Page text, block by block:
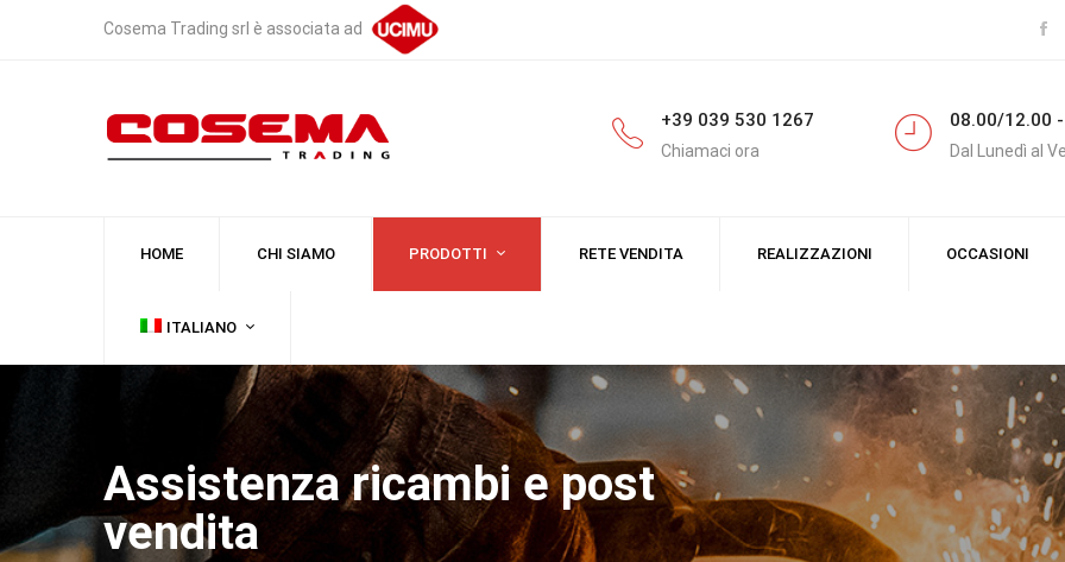
Cosema Trading srl è associata ad
+39 039 530 1267
Chiamaci ora
08.00/12.00
Dal Lunedì al
HOME CHI SIAMO PRODOTTI RETE VENDITA REALIZZAZIONI OCCASIONI
ITALIANO
Assistenza ricambi e post
vendita